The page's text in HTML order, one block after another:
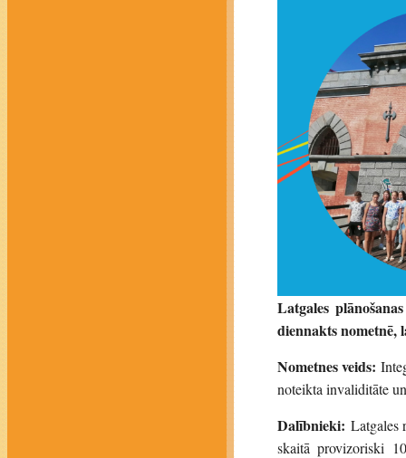
Latgales
diennakts nometnē,
Nometnes veids:
noteikta invaliditāte
Dalībnieki: Latgales
skaitā provizoriski